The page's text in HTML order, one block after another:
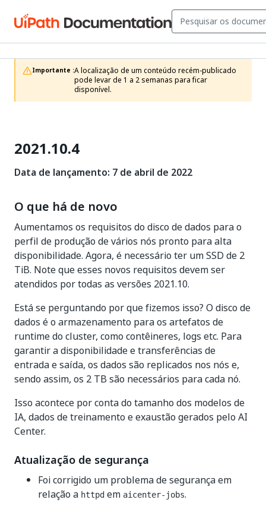
Importante :A localização de um conteúdo recém-publicado
pode levar de 1 a 2 semanas para ficar
disponível.
2021.10.4
Data de lançamento: 7 de abril de 2022
O que há de novo
Aumentamos os requisitos do disco de dados para o
perfil de produção de vários nós pronto para alta
disponibilidade. Agora, é necessário ter um SSD de 2
TiB. Note que esses novos requisitos devem ser
atendidos por todas as versões 2021.10.
Está se perguntando por que fizemos isso? O disco de
dados é o armazenamento para os artefatos de
runtime do cluster, como contêineres, logs etc. Para
garantir a disponibilidade e transferências de
entrada e saída, os dados são replicados nos nós e,
sendo assim, os 2 TB são necessários para cada nó.
Isso acontece por conta do tamanho dos modelos de
IA, dados de treinamento e exaustão gerados pelo AI
Center.
Atualização de segurança
Foi corrigido um problema de segurança em
relação a httpd em aicenter-jobs.